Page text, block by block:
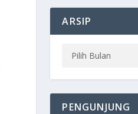
ARSIP
PENGUNJUNG